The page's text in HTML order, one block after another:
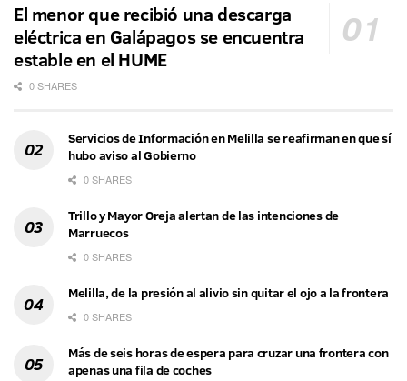
El menor que recibió una descarga
eléctrica en Galápagos se encuentra
estable en el HUME
0 SHARES
Servicios de Información en Melilla se reafirman en que sí
hubo aviso al Gobierno
0 SHARES
Trillo y Mayor Oreja alertan de las intenciones de
Marruecos
0 SHARES
Melilla, de la presión al alivio sin quitar el ojo a la frontera
0 SHARES
Más de seis horas de espera para cruzar una frontera con
apenas una fila de coches